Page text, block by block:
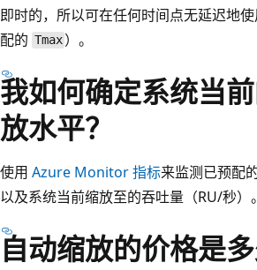
即时的，所以可在任何时间点无延迟地
配的 Tmax ）。
我如何确定系统当
放水平？
使用 Azure Monitor 指标来监测已预配
以及系统当前缩放至的吞吐量（RU/秒）。
自动缩放的价格是多